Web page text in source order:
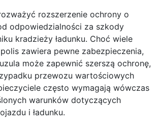
rozszerzenie ochrony o
odpowiedzialności za szkody
kradzieży ładunku. Choć wiele
zawiera pewne zabezpieczenia,
może zapewnić szerszą ochronę,
przewozu wartościowych
często wymagają wówczas
warunków dotyczących
i ładunku.